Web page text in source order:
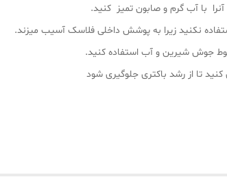
آنرا با آب گرم و صابون تمیز کنید.
نکنید زیرا به پوشش داخلی فلاسک آسیب میزند.
جوش شیرین و آب استفاده کنید.
تا از رشد باکتری جلوگیری شود